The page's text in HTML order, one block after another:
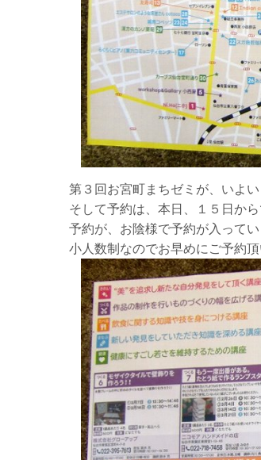
第３回お宮町まちゼミが、いよ
そして予約は、本日、１５日か
予約が、お陰様で予約が入って
小人数制なのでお早めにご予約